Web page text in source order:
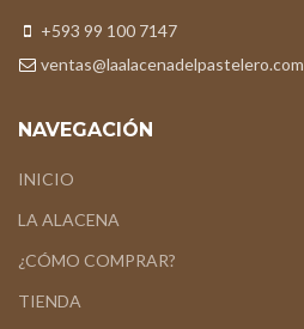
+593 99 100 7147
ventas@laalacenadelpastelero.com
NAVEGACIÓN
INICIO
LA ALACENA
¿CÓMO COMPRAR?
TIENDA